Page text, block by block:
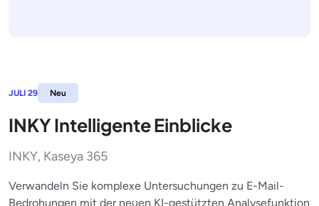
JULI 29 Neu
INKY Intelligente Einblicke
INKY, Kaseya 365
Verwandeln Sie komplexe Untersuchungen zu E-Mail-
Bedrohungen mit der neuen KI-gestützten Analysefunktion